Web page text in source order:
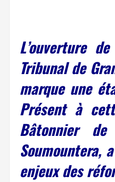
L’ouverture
Tribunal de
marque une
Présent à
Bâtonnier
Soumountera,
enjeux des